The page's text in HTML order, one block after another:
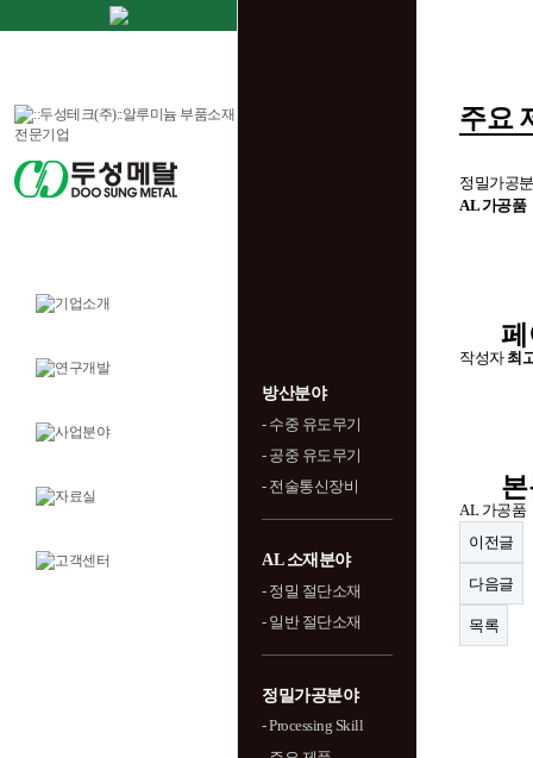
방산분야
- 수중 유도무기
- 공중 유도무기
- 전술통신장비
AL 소재분야
- 정밀 절단소재
- 일반 절단소재
정밀가공분야
- Processing Skill
주요
정밀가공
AL 가공품
페
작성자 최
AL 가공품
이전글
다음글
목록